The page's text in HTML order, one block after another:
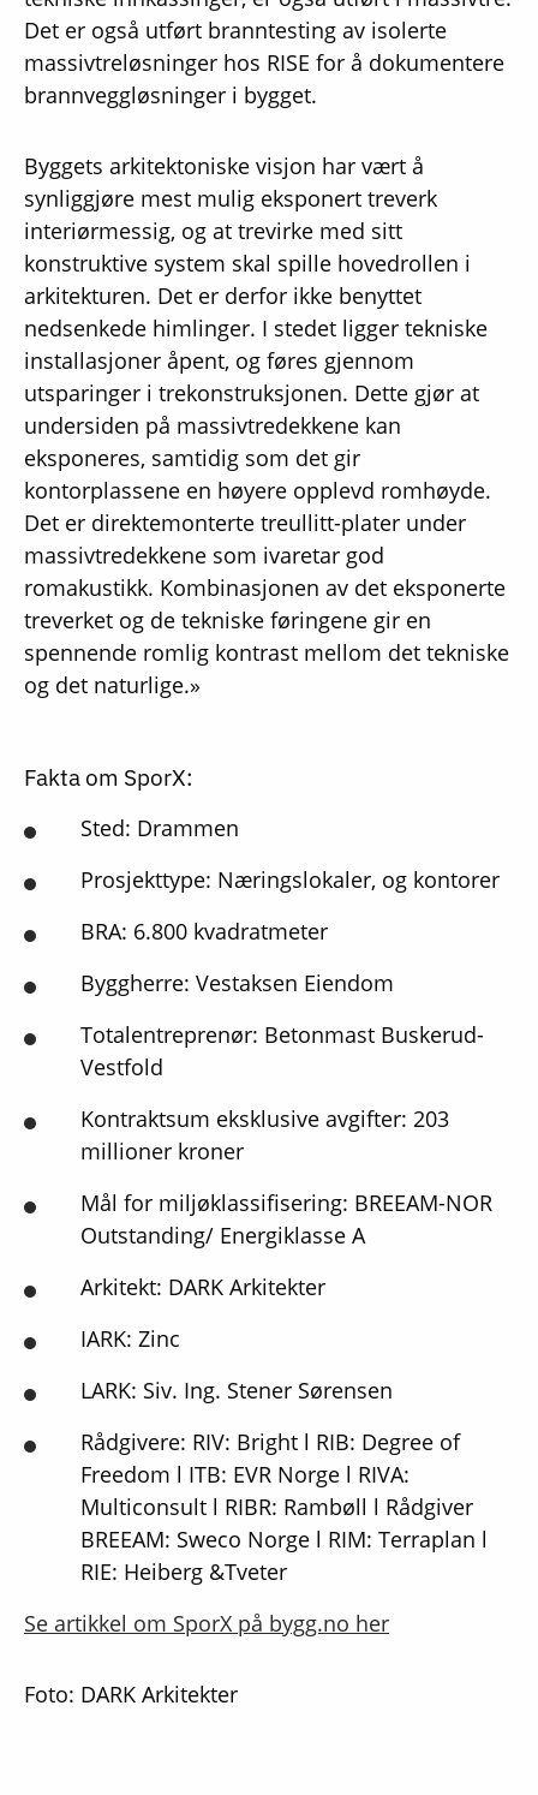
Det er også utført branntesting av isolerte
massivtreløsninger hos RISE for å dokumentere
brannveggløsninger i bygget.
Byggets arkitektoniske visjon har vært å
synliggjøre mest mulig eksponert treverk
interiørmessig, og at trevirke med sitt
konstruktive system skal spille hovedrollen i
arkitekturen. Det er derfor ikke benyttet
nedsenkede himlinger. I stedet ligger tekniske
installasjoner åpent, og føres gjennom
utsparinger i trekonstruksjonen. Dette gjør at
undersiden på massivtredekkene kan
eksponeres, samtidig som det gir
kontorplassene en høyere opplevd romhøyde.
Det er direktemonterte treullitt-plater under
massivtredekkene som ivaretar god
romakustikk. Kombinasjonen av det eksponerte
treverket og de tekniske føringene gir en
spennende romlig kontrast mellom det tekniske
og det naturlige.»
Fakta om SporX:
Sted: Drammen
Prosjekttype: Næringslokaler, og kontorer
BRA: 6.800 kvadratmeter
Byggherre: Vestaksen Eiendom
Totalentreprenør: Betonmast Buskerud-
Vestfold
Kontraktsum eksklusive avgifter: 203
millioner kroner
Mål for miljøklassifisering: BREEAM-NOR
Outstanding/ Energiklasse A
Arkitekt: DARK Arkitekter
IARK: Zinc
LARK: Siv. Ing. Stener Sørensen
Rådgivere: RIV: Bright l RIB: Degree of
Freedom l ITB: EVR Norge l RIVA:
Multiconsult l RIBR: Rambøll l Rådgiver
BREEAM: Sweco Norge l RIM: Terraplan l
RIE: Heiberg &Tveter
Se artikkel om SporX på bygg.no her
Foto: DARK Arkitekter